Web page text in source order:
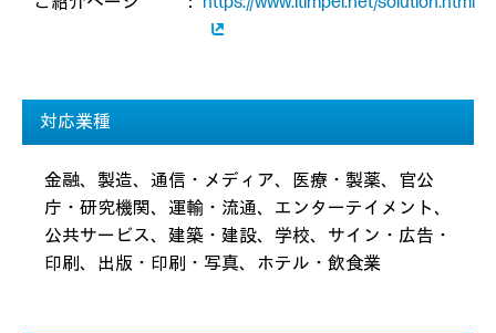
対応業種
金融、製造、通信・メディア、医療・製薬、官公
庁・研究機関、運輸・流通、エンターテイメント、
公共サービス、建築・建設、学校、サイン・広告・
印刷、出版・印刷・写真、ホテル・飲食業